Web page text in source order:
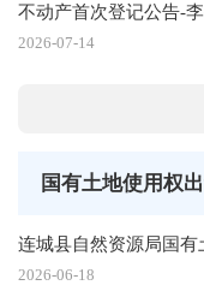
不动产首次登记公告-
2026-07-14
国有土地使用权
连城县自然资源局国
2026-06-18